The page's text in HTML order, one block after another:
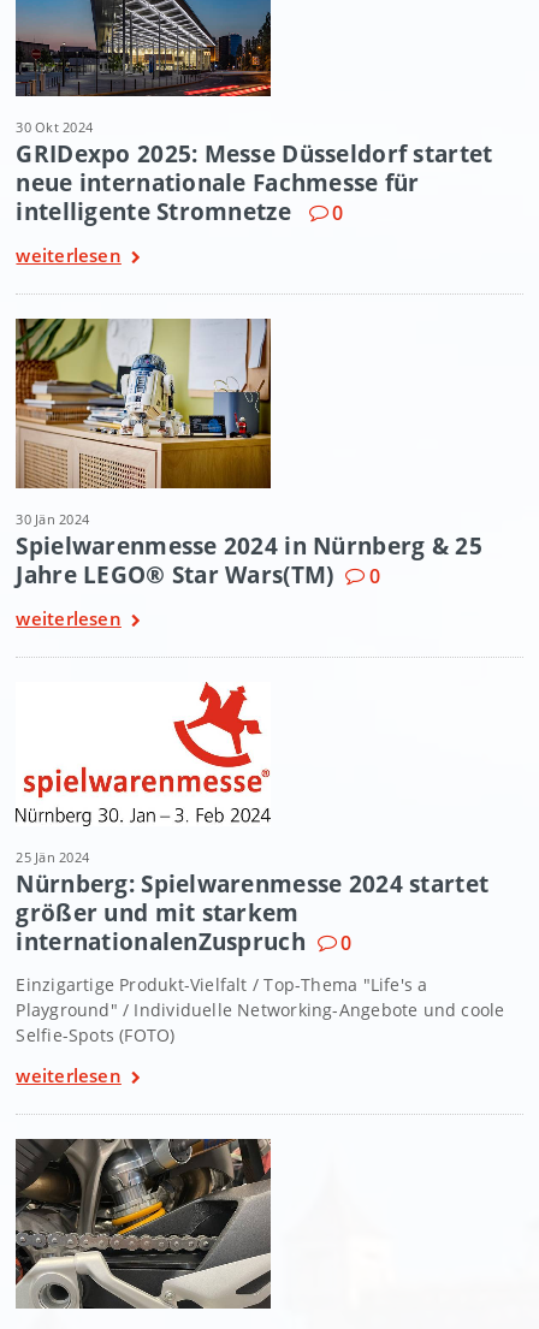
30 Okt 2024
GRIDexpo 2025: Messe Düsseldorf startet
neue internationale Fachmesse für
intelligente Stromnetze
0
weiterlesen
30 Jän 2024
Spielwarenmesse 2024 in Nürnberg & 25
Jahre LEGO® Star Wars(TM)
0
weiterlesen
25 Jän 2024
Nürnberg: Spielwarenmesse 2024 startet
größer und mit starkem
internationalenZuspruch
0
Einzigartige Produkt-Vielfalt / Top-Thema "Life's a
Playground" / Individuelle Networking-Angebote und coole
Selfie-Spots (FOTO)
weiterlesen